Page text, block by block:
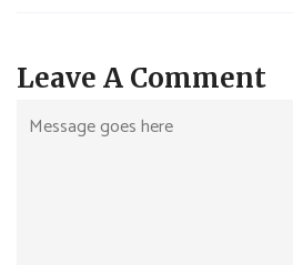
Leave A Comment